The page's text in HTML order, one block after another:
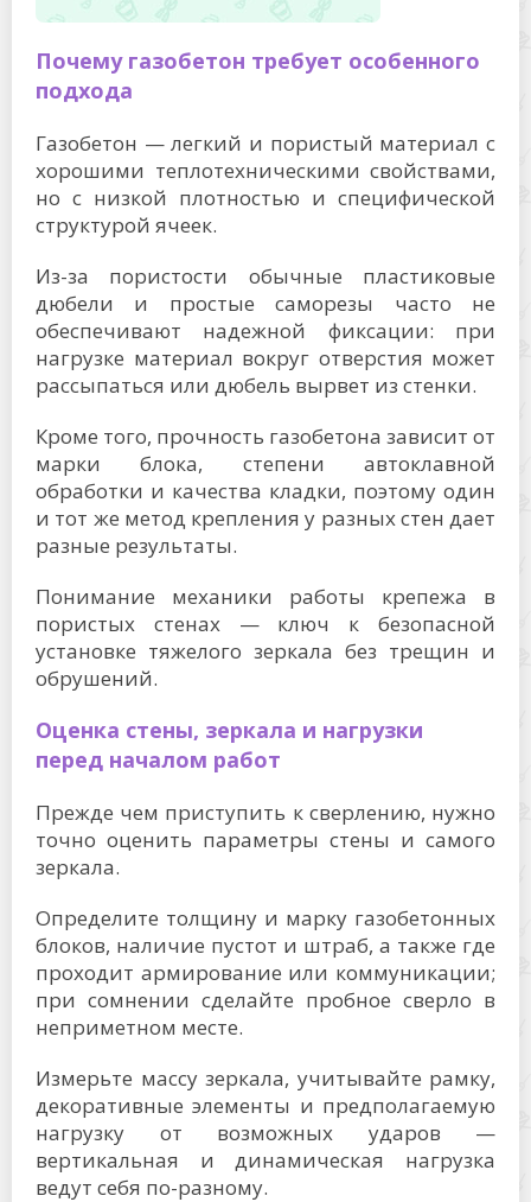
Почему газобетон требует особенного
подхода
Газобетон — легкий и пористый материал с
хорошими теплотехническими свойствами,
но с низкой плотностью и специфической
структурой ячеек.
Из-за пористости обычные пластиковые
дюбели и простые саморезы часто не
обеспечивают надежной фиксации: при
нагрузке материал вокруг отверстия может
рассыпаться или дюбель вырвет из стенки.
Кроме того, прочность газобетона зависит от
марки блока, степени автоклавной
обработки и качества кладки, поэтому один
и тот же метод крепления у разных стен дает
разные результаты.
Понимание механики работы крепежа в
пористых стенах — ключ к безопасной
установке тяжелого зеркала без трещин и
обрушений.
Оценка стены, зеркала и нагрузки
перед началом работ
Прежде чем приступить к сверлению, нужно
точно оценить параметры стены и самого
зеркала.
Определите толщину и марку газобетонных
блоков, наличие пустот и штраб, а также где
проходит армирование или коммуникации;
при сомнении сделайте пробное сверло в
неприметном месте.
Измерьте массу зеркала, учитывайте рамку,
декоративные элементы и предполагаемую
нагрузку от возможных ударов —
вертикальная и динамическая нагрузка
ведут себя по-разному.